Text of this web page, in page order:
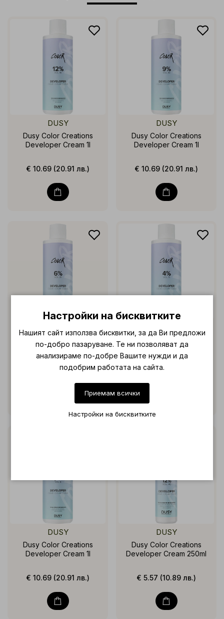
DUSY
Dusy Color Creations
Developer Cream 1l
€ 10.69 (20.91 лв.)
DUSY
Dusy Color Creations
Developer Cream 1l
€ 10.69 (20.91 лв.)
Dusy Color Creations
Developer Cream 1l
€ 10.69 (20.91 лв.)
Developer Cream 1l
DUSY
Dusy Color Creations
Developer Cream 1l
€ 10.69 (20.91 лв.)
DUSY
Dusy Color Creations
Developer Cream 250ml
€ 5.57 (10.89 лв.)
Настройки на бисквитките
Нашият сайт използва бисквитки, за да Ви предложи
по-добро пазаруване. Те ни позволяват да
анализираме по-добре Вашите нужди и да
подобрим работата на сайта.
Приемам всички
Настройки на бисквитките